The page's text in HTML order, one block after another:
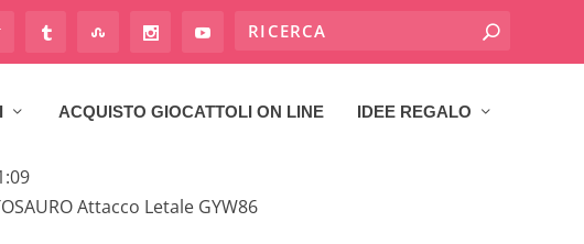
ACQUISTO GIOCATTOLI ON LINE IDEE REGALO
Attacco Letale GYW86